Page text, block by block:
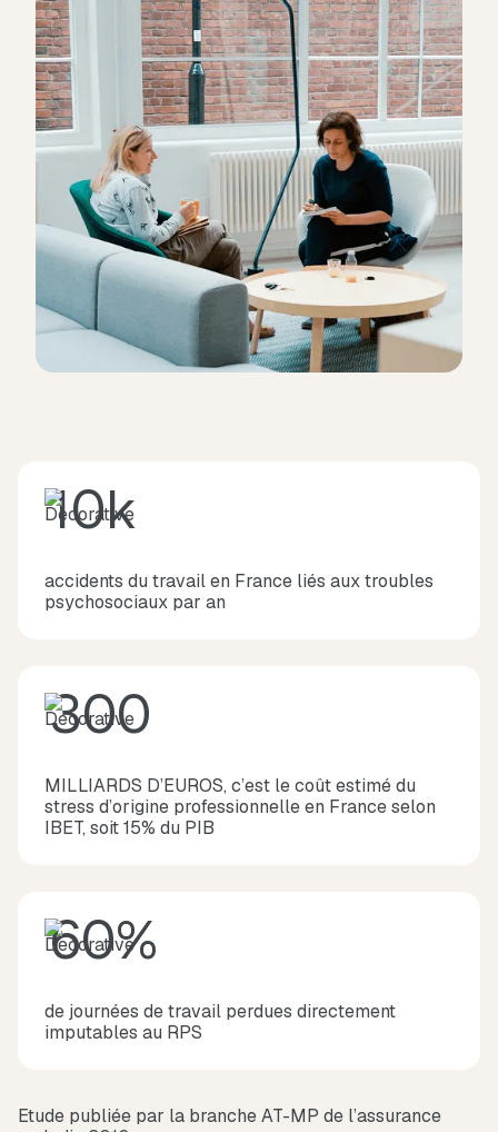
10k
accidents du travail en France liés aux troubles
psychosociaux par an
300
MILLIARDS D’EUROS, c’est le coût estimé du
stress d’origine professionnelle en France selon
IBET, soit 15% du PIB
60%
de journées de travail perdues directement
imputables au RPS
Etude publiée par la branche AT-MP de l’assurance